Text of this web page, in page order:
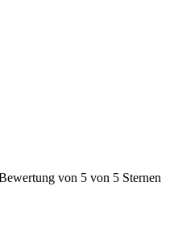
von 5 von 5 Sternen